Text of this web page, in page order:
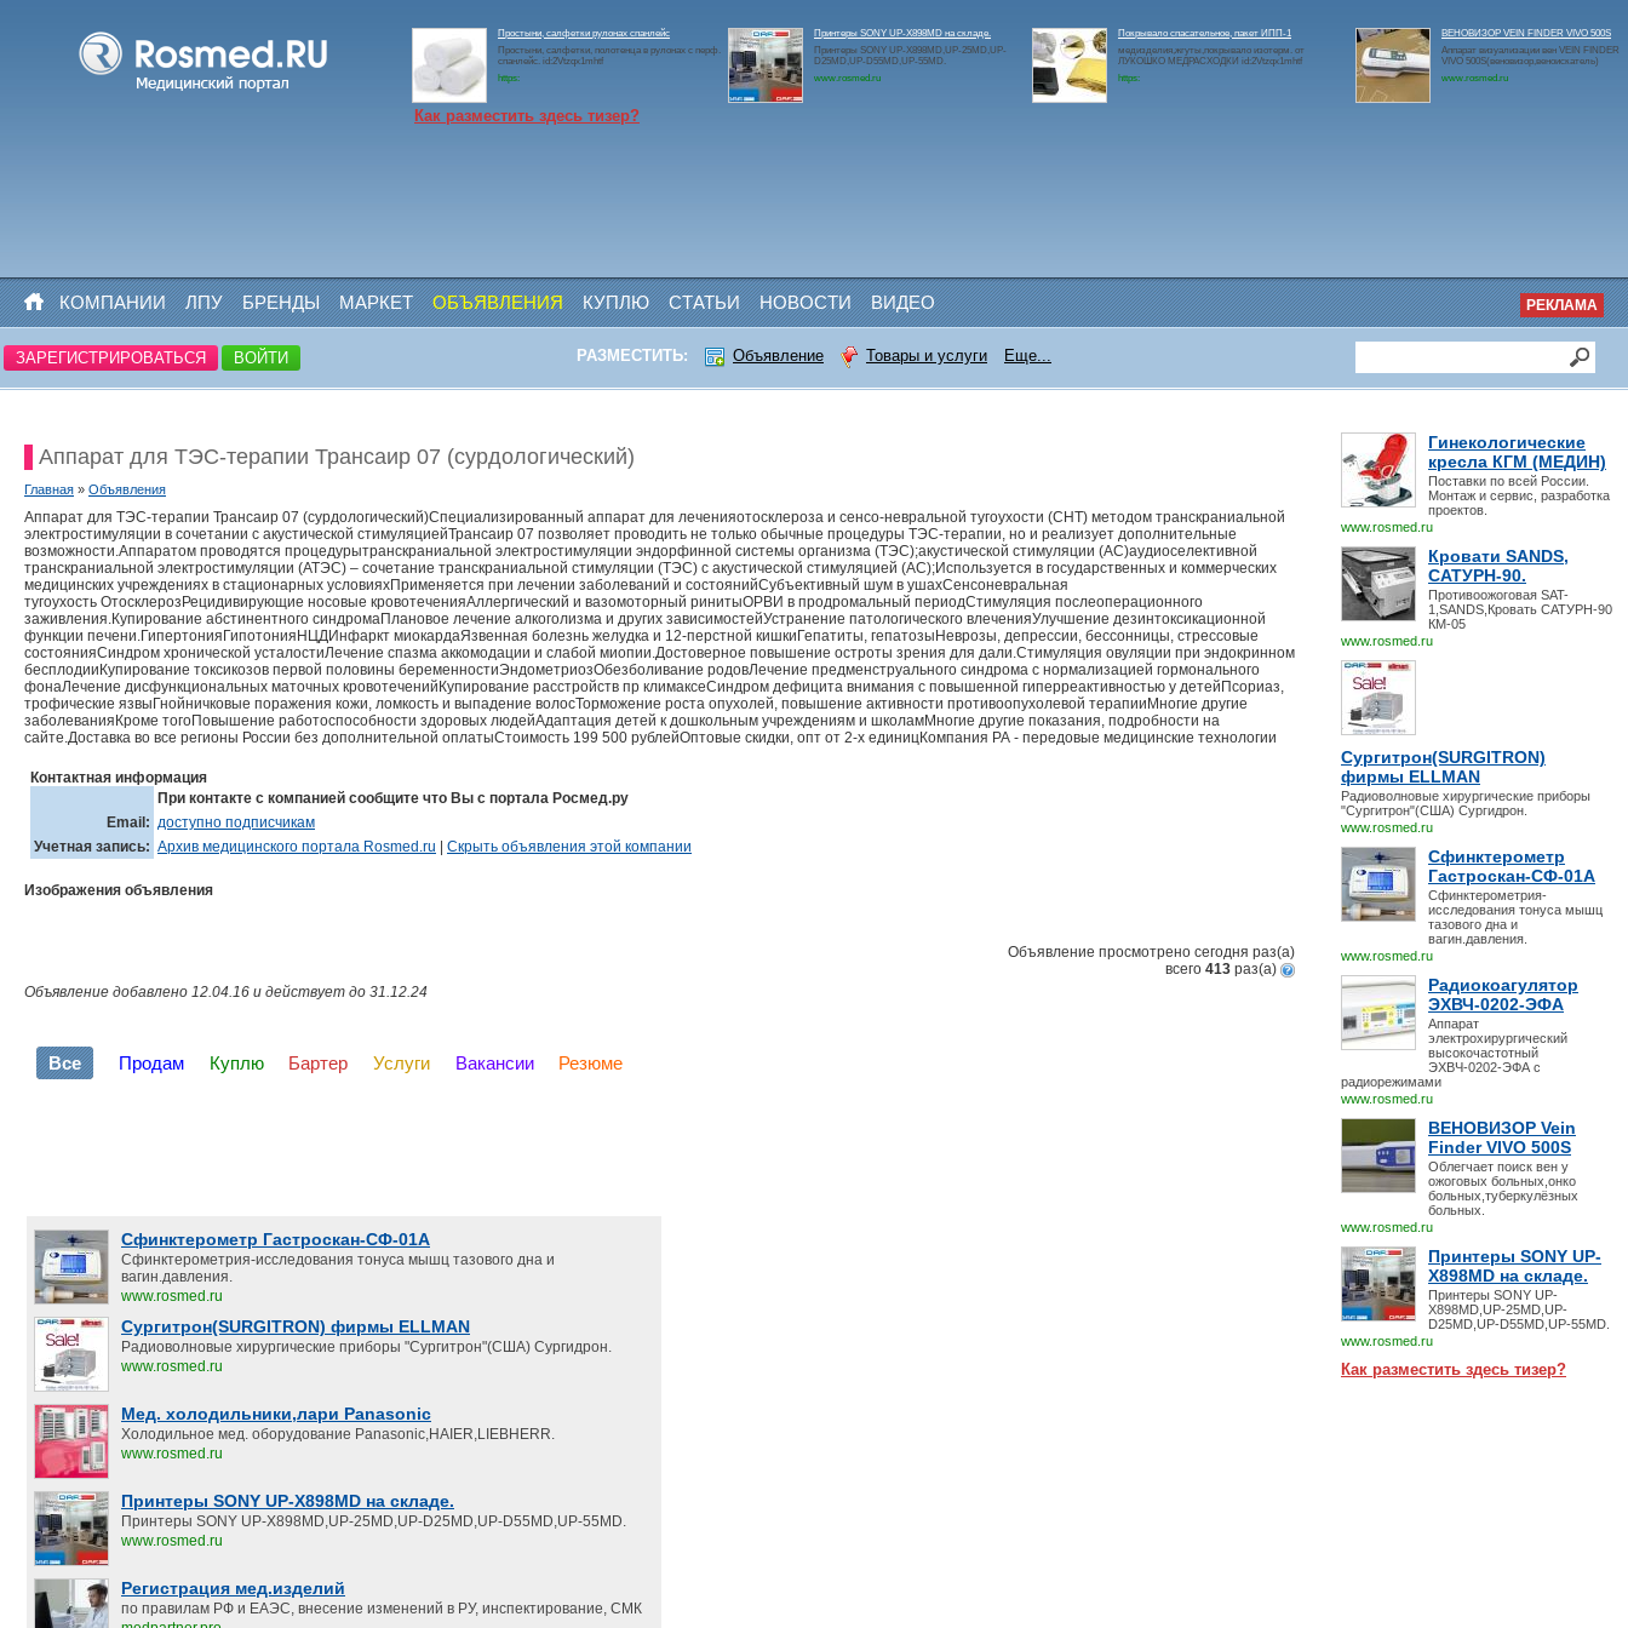
Простыни, салфетки рулонах спанлейс
Простыни, салфетки, полотенца в рулонах с перф.
спанлейс. id:2Vtzqx1mhtf
https:
Принтеры SONY UP-X898MD на складе.
Принтеры SONY UP-X898MD,UP-25MD,UP-
D25MD,UP-D55MD,UP-55MD.
www.rosmed.ru
Покрывало спасательное, пакет ИПП-1
медизделия,жгуты,покрывало изотерм. от
ЛУКОШКО МЕДРАСХОДКИ id:2Vtzqx1mhtf
https:
ВЕНОВИЗОР VEIN FINDER VIVO 500S
Аппарат визуализации вен VEIN FINDER
VIVO 500S(веновизор,веноискатель)
www.rosmed.ru
Как разместить здесь тизер?
КОМПАНИИ ЛПУ БРЕНДЫ МАРКЕТ ОБЪЯВЛЕНИЯ КУПЛЮ СТАТЬИ НОВОСТИ ВИДЕО РЕКЛАМА
ЗАРЕГИСТРИРОВАТЬСЯ ВОЙТИ РАЗМЕСТИТЬ: Объявление Товары и услуги Еще...
Гинекологические
кресла КГМ (МЕДИН)
Поставки по всей России.
Монтаж и сервис, разработка
проектов.
www.rosmed.ru
Кровати SANDS,
САТУРН-90.
Противоожоговая SAT-
1,SANDS,Кровать САТУРН-90
КМ-05
www.rosmed.ru
Сургитрон(SURGITRON)
фирмы ELLMAN
Радиоволновые хирургические приборы
"Сургитрон"(США) Сургидрон.
www.rosmed.ru
Сфинктерометр
Гастроскан-СФ-01А
Сфинктерометрия-
исследования тонуса мышц
тазового дна и
вагин.давления.
www.rosmed.ru
Радиокоагулятор
ЭХВЧ-0202-ЭФА
Аппарат
электрохирургический
высокочастотный
ЭХВЧ-0202-ЭФА с
радиорежимами
www.rosmed.ru
ВЕНОВИЗОР Vein
Finder VIVO 500S
Облегчает поиск вен у
ожоговых больных,онко
больных,туберкулёзных
больных.
www.rosmed.ru
Принтеры SONY UP-
X898MD на складе.
Принтеры SONY UP-
X898MD,UP-25MD,UP-
D25MD,UP-D55MD,UP-55MD.
www.rosmed.ru
Как разместить здесь тизер?
Аппарат для ТЭС-терапии Трансаир 07 (сурдологический)
Главная » Объявления
Аппарат для ТЭС-терапии Трансаир 07 (сурдологический)Специализированный аппарат для леченияотосклероза и сенсо-невральной тугоухости (СНТ) методом транскраниальной
электростимуляции в сочетании с акустической стимуляциейТрансаир 07 позволяет проводить не только обычные процедуры ТЭС-терапии, но и реализует дополнительные
возможности.Аппаратом проводятся процедурытранскраниальной электростимуляции эндорфинной системы организма (ТЭС);акустической стимуляции (АС)аудиоселективной
транскраниальной электростимуляции (АТЭС) – сочетание транскраниальной стимуляции (ТЭС) с акустической стимуляцией (АС);Используется в государственных и коммерческих
медицинских учреждениях в стационарных условияхПрименяется при лечении заболеваний и состоянийСубъективный шум в ушахСенсоневральная
тугоухость ОтосклерозРецидивирующие носовые кровотеченияАллергический и вазомоторный ринитыОРВИ в продромальный периодСтимуляция послеоперационного
заживления.Купирование абстинентного синдромаПлановое лечение алкоголизма и других зависимостейУстранение патологического влеченияУлучшение дезинтоксикационной
функции печени.ГипертонияГипотонияНЦДИнфаркт миокардаЯзвенная болезнь желудка и 12-перстной кишкиГепатиты, гепатозыНеврозы, депрессии, бессонницы, стрессовые
состоянияСиндром хронической усталостиЛечение спазма аккомодации и слабой миопии.Достоверное повышение остроты зрения для дали.Стимуляция овуляции при эндокринном
бесплодииКупирование токсикозов первой половины беременностиЭндометриозОбезболивание родовЛечение предменструального синдрома с нормализацией гормонального
фонаЛечение дисфункциональных маточных кровотеченийКупирование расстройств пр климаксеСиндром дефицита внимания с повышенной гиперреактивностью у детейПсориаз,
трофические язвыГнойничковые поражения кожи, ломкость и выпадение волосТорможение роста опухолей, повышение активности противоопухолевой терапииМногие другие
заболеванияКроме тогоПовышение работоспособности здоровых людейАдаптация детей к дошкольным учреждениям и школамМногие другие показания, подробности на
сайте.Доставка во все регионы России без дополнительной оплатыСтоимость 199 500 рублейОптовые скидки, опт от 2-х единицКомпания РА - передовые медицинские технологии
Контактная информация
При контакте с компанией сообщите что Вы с портала Росмед.ру
Email: доступно подписчикам
Учетная запись: Архив медицинского портала Rosmed.ru Скрыть объявления этой компании
Изображения объявления
Объявление просмотрено сегодня раз(a)
всего 413 раз(a)
Объявление добавлено 12.04.16 и действует до 31.12.24
Все Продам Куплю Бартер Услуги Вакансии Резюме
Сфинктерометр Гастроскан-СФ-01А
Сфинктерометрия-исследования тонуса мышц тазового дна и
вагин.давления.
www.rosmed.ru
Сургитрон(SURGITRON) фирмы ELLMAN
Радиоволновые хирургические приборы "Сургитрон"(США) Сургидрон.
www.rosmed.ru
Мед. холодильники,лари Panasonic
Холодильное мед. оборудование Panasonic,HAIER,LIEBHERR.
www.rosmed.ru
Принтеры SONY UP-X898MD на складе.
Принтеры SONY UP-X898MD,UP-25MD,UP-D25MD,UP-D55MD,UP-55MD.
www.rosmed.ru
Регистрация мед.изделий
по правилам РФ и ЕАЭС, внесение изменений в РУ, инспектирование, СМК